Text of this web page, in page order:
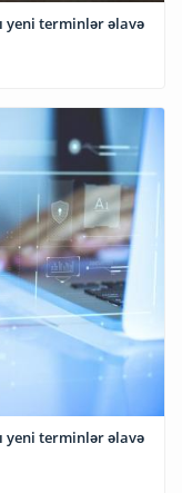
yeni terminlər əlavə
yeni terminlər əlavə